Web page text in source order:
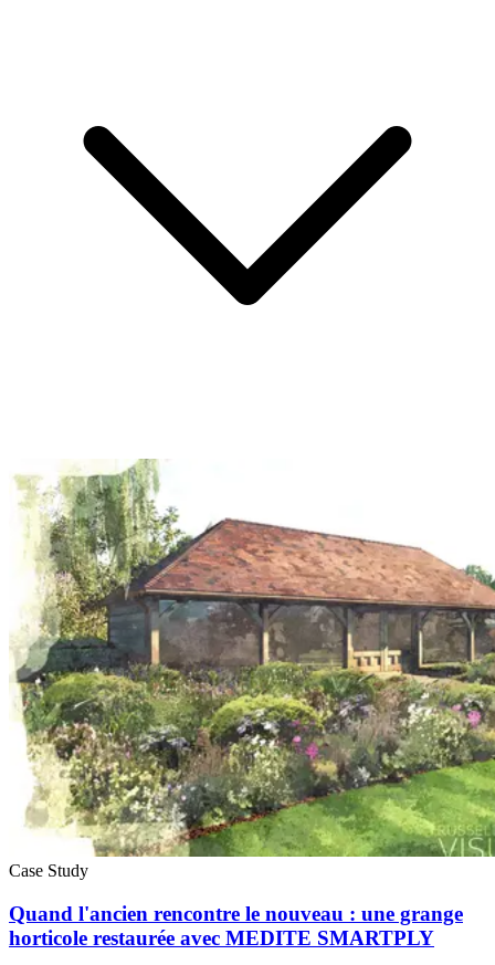
Case Study
Quand l'ancien rencontre le nouveau : une grange
horticole restaurée avec MEDITE SMARTPLY